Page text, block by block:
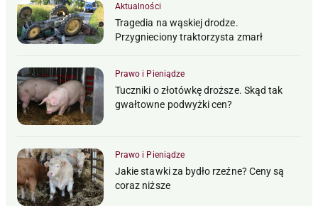
Aktualności
Tragedia na wąskiej drodze.
Przygnieciony traktorzysta zmarł
Prawo i Pieniądze
Tuczniki o złotówkę droższe. Skąd tak
gwałtowne podwyżki cen?
Prawo i Pieniądze
Jakie stawki za bydło rzeźne? Ceny są
coraz niższe